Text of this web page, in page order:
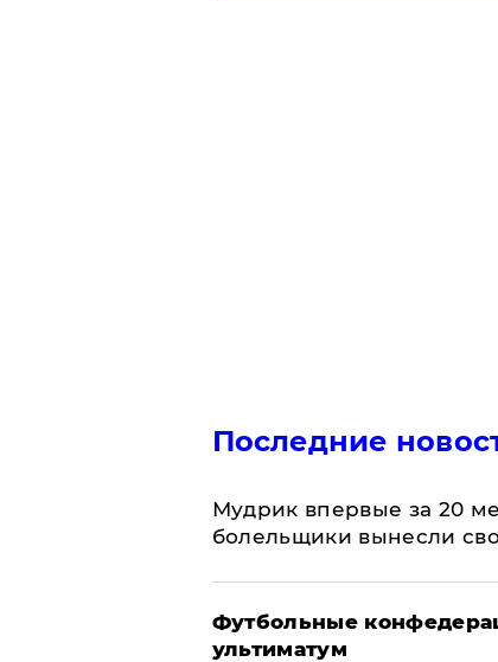
Последние
Мудрик впервые за 20
болельщики вынесли
Футбольные
ультиматум